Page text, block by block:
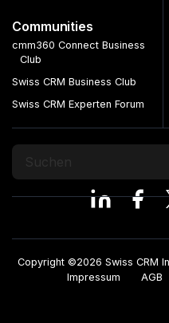
Communities
cmm360 Connect Business
Club
Swiss CRM Business Club
Swiss CRM Experten Forum
Copyright ©2026 Swiss CRM
Impressum
AGB